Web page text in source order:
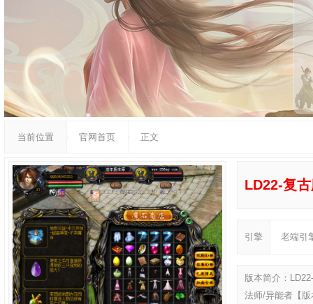
当前位置 官网首页 正文
LD22-复
引擎 老端引
版本简介：
法师/异能者【